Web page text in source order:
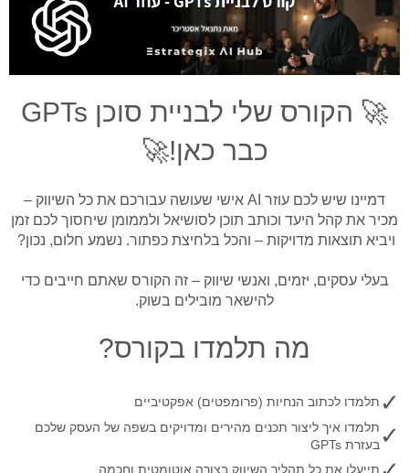
​🚀 הקורס שלי לבניית סוכן GPTs
כבר כאן!🚀
דמיינו שיש לכם עוזר AI אישי שעושה עבורכם את כל השיווק –
מכיר את קהל היעד וכותב תוכן לסושיאל ולממומן שיחסוך לכם זמן
ויביא תוצאות מדויקות – והכל בלחיצת כפתור. נשמע חלום, נכון?
​בעלי עסקים, יזמים, ואנשי שיווק – זה הקורס שאתם חייבים כדי
להישאר מובילים בשוק.
מה תלמדו בקורס?
תלמדו לכתוב הנחיות (פרומפטים) אפקטיביים​​​ ✓
​תלמדו איך ליצור תכנים מהירים ומדויקים בשפה של העסק שלכם
בעזרת GPTs ✓
​תייעלו את כל תהליך השיווק בצורה אוטומטית וחכמה